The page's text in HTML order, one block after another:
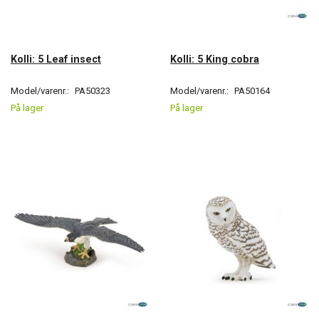
Kolli: 5 Leaf insect
Model/varenr.: PA50323
På lager
Kolli: 5 King cobra
Model/varenr.: PA50164
På lager